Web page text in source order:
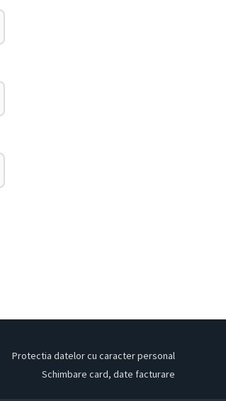
Protectia datelor cu caracter personal
Schimbare card, date facturare